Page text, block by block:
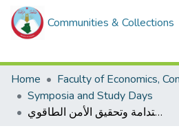
Communities & Collections
Home
Symposia and Study Days
السيادة الطاقوية ومتطلبات تعزيز الأمن الطاقوي في الجزائر - السياسة الطاقوية في الجزائر بين ضوابط الإستدامة وتحقيق الأمن الطاقوي